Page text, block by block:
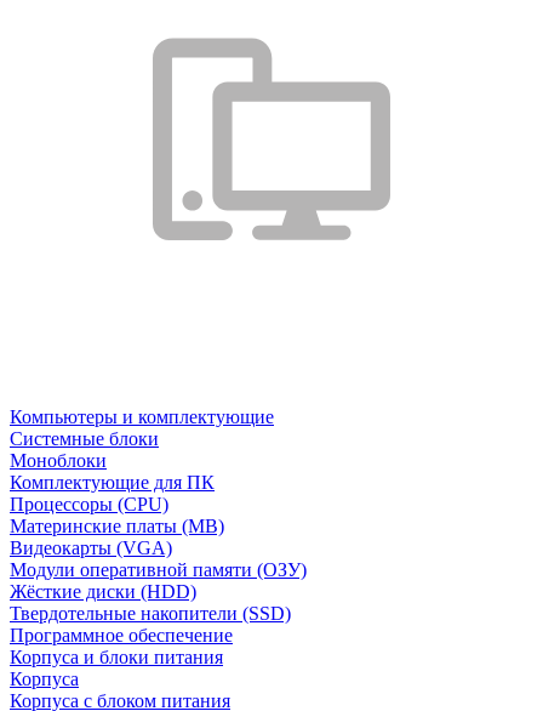
Компьютеры и комплектующие
Системные блоки
Моноблоки
Комплектующие для ПК
Процессоры (CPU)
Материнские платы (MB)
Видеокарты (VGA)
Модули оперативной памяти (ОЗУ)
Жёсткие диски (HDD)
Твердотельные накопители (SSD)
Программное обеспечение
Корпуса и блоки питания
Корпуса
Корпуса с блоком питания